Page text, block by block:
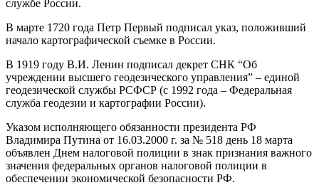
службе России.
В марте 1720 года Петр Первый подписал указ, положивший
начало картографической съемке в России.
В 1919 году В.И. Ленин подписал декрет СНК “Об
учреждении высшего геодезического управления” – единой
геодезической службы РСФСР (с 1992 года – Федеральная
служба геодезии и картографии России).
Указом исполняющего обязанности президента РФ
Владимира Путина от 16.03.2000 г. за № 518 день 18 марта
объявлен Днем налоговой полиции в знак признания важного
значения федеральных органов налоговой полиции в
обеспечении экономической безопасности РФ.